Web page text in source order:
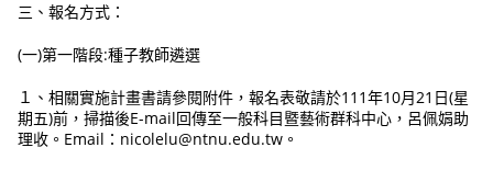
三、報名方式：
(一)第一階段:種子教師遴選
１、相關實施計畫書請參閱附件，報名表敬請於111年10月21日(星
期五)前，掃描後E-mail回傳至一般科目暨藝術群科中心，呂佩娟助
理收。Email：nicolelu@ntnu.edu.tw。